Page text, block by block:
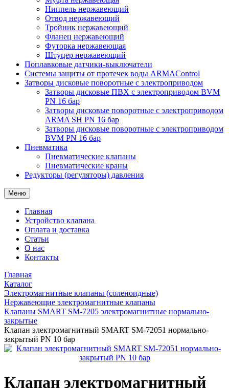
Ниппель нержавеющий
Отвод нержавеющий
Тройник нержавеющий
Фланец нержавеющий
Футорка нержавеющая
Штуцер нержавеющий
Поплавковые датчики-выключатели
Системы защиты от протечек воды ARMAControl
Затворы дисковые поворотные с электроприводом
Затворы дисковые ПВХ с электроприводом BVM
PN 16 бар
Затворы дисковые поворотные с электроприводом
ARMA SH PN 16 бар
Затворы дисковые поворотные с электроприводом
BVM PN 16 бар
Пневматика
Пневматические клапаны
Пневматические краны
Редукторы (регуляторы) давления
Меню
Главная
Устройство клапана
Оплата и доставка
Статьи
О нас
Контакты
Главная
Каталог
Электромагнитные клапаны (соленоидные)
Нержавеющие электромагнитные клапаны
Клапаны SMART SM-7205 электромагнитные нормально-
закрытые
Клапан электромагнитный SMART SM-72051 нормально-
закрытый PN 10 бар
Клапан электромагнитный